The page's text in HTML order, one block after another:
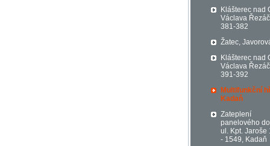
Klášterec nad
Václava
381-382
Žatec,
Klášterec nad
Václava
391-392
Multifunkční
Kadaň
Zateplení
panelového
ul. Kpt. Jaroše
- 1549, Kadaň